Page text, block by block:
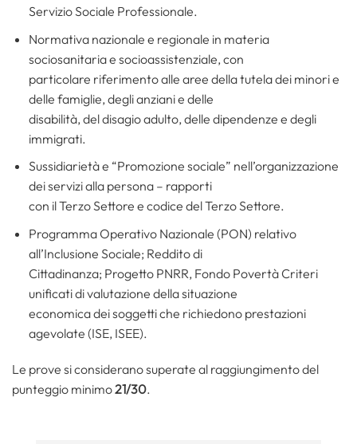
Servizio Sociale Professionale.
Normativa nazionale e regionale in materia
sociosanitaria e socioassistenziale, con
particolare riferimento alle aree della tutela dei minori e
delle famiglie, degli anziani e delle
disabilità, del disagio adulto, delle dipendenze e degli
immigrati.
Sussidiarietà e “Promozione sociale” nell’organizzazione
dei servizi alla persona – rapporti
con il Terzo Settore e codice del Terzo Settore.
Programma Operativo Nazionale (PON) relativo
all’Inclusione Sociale; Reddito di
Cittadinanza; Progetto PNRR, Fondo Povertà Criteri
unificati di valutazione della situazione
economica dei soggetti che richiedono prestazioni
agevolate (ISE, ISEE).
Le prove si considerano superate al raggiungimento del
punteggio minimo21/30.